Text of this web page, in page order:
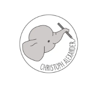
Inhalt
springen